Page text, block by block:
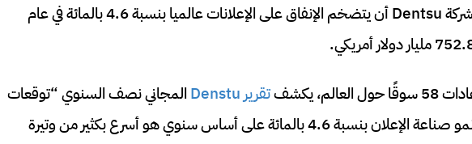
يتوقع تقرير تنبؤي صادر عن شركة Dentsu أن يتضخم الإنفاق على الإعلانات عالميا بنسبة 4.6 بالمائة في عام
يكشف تقرير Denstu
المجاني نصف السنوي “توقعات
الإنفاق الإعلاني العالمي” أن نمو صناعة الإعلان بنسبة 4.6 بالمائة على أساس سنوي هو أسرع بكثير من وتيرة